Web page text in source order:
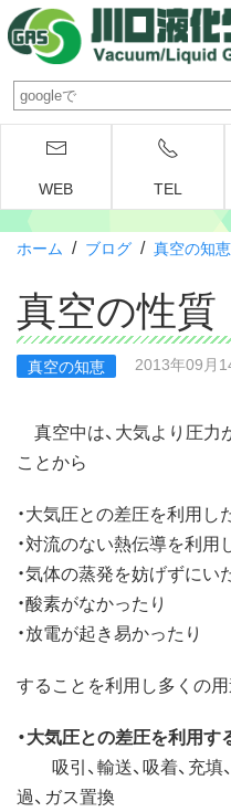
WEB TEL
ホーム / ブログ / 真空の知恵
真空の性質
真空の知恵 2013年09月
真空中は、大気より圧力
ことから
・大気圧との差圧を利用し
・対流のない熱伝導を利用
・気体の蒸発を妨げずにい
・酸素がなかったり
・放電が起き易かったり
することを利用し多くの
・大気圧との差圧を利用
吸引、輸送、吸着、充填、
過、ガス置換